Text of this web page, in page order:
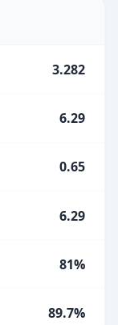
3.282
6.29
0.65
6.29
81%
89.7%